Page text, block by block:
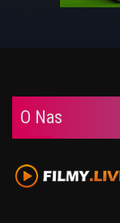
O Nas